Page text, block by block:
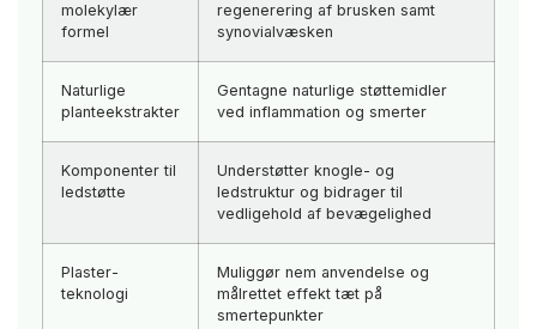
molekylær
formel
regenerering af brusken samt
synovialvæsken
Naturlige
planteekstrakter
Gentagne naturlige støttemidler
ved inflammation og smerter
Komponenter til
ledstøtte
Understøtter knogle- og
ledstruktur og bidrager til
vedligehold af bevægelighed
Plaster-
teknologi
Muliggør nem anvendelse og
målrettet effekt tæt på
smertepunkter